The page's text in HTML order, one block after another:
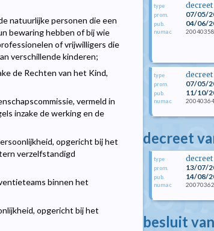
natuurlijke personen die een
bewaring hebben of bij wie
of vrijwilligers die
verschillende kinderen;
de Rechten van het Kind,
vermeld in
inzake de werking en de
opgericht bij het
verzelfstandigd
binnen het
opgericht bij het
type decreet
prom. 07/05/
pub. 04/06/
numac
type decreet
prom. 07/05/
pub. 11/10/
numac
decreet
type decreet
prom. 13/07/
pub. 14/08/
numac
besluit